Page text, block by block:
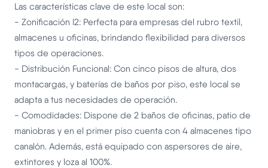
Las características clave de este local son:
- Zonificación I2: Perfecta para empresas del rubro textil,
almacenes u oficinas, brindando flexibilidad para diversos
tipos de operaciones.
- Distribución Funcional: Con cinco pisos de altura, dos
montacargas, y baterías de baños por piso, este local se
adapta a tus necesidades de operación.
- Comodidades: Dispone de 2 baños de oficinas, patio de
maniobras y en el primer piso cuenta con 4 almacenes tipo
canalón. Además, está equipado con aspersores de aire,
extintores y loza al 100%.